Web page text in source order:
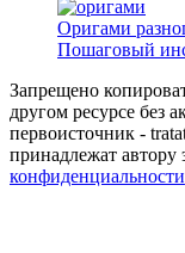
Оригами
Пошаговый
Запрещено
другом ресурсе без
первоисточник -
принадлежат автору
конфиденциальности